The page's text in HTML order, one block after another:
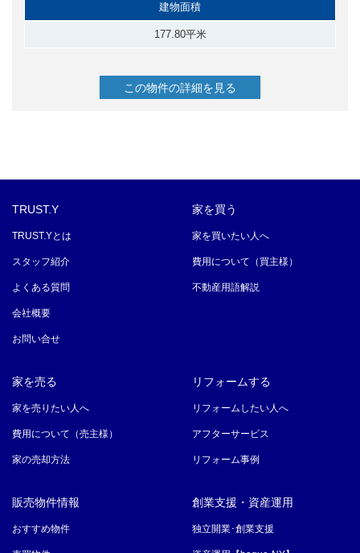
建物面積
177.80平米
この物件の詳細を見る
TRUST.Y
TRUST.Yとは
スタッフ紹介
よくある質問
会社概要
お問い合せ
家を買う
家を買いたい人へ
費用について（買主様）
不動産用語解説
家を売る
家を売りたい人へ
費用について（売主様）
家の売却方法
リフォームする
リフォームしたい人へ
アフターサービス
リフォーム事例
販売物件情報
おすすめ物件
創業支援・資産運用
独立開業･創業支援